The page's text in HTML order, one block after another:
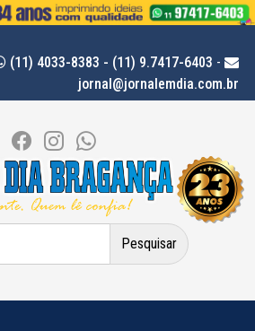
(11) 4033-8383 - (11) 9.7417-6403 -
jornal@jornalemdia.com.br